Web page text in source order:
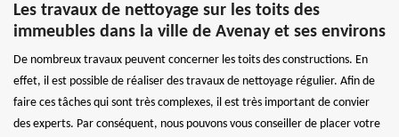
Les travaux de nettoyage sur les toits des
immeubles dans la ville de Avenay et ses environs
De nombreux travaux peuvent concerner les toits des constructions. En
effet, il est possible de réaliser des travaux de nettoyage régulier. Afin de
faire ces tâches qui sont très complexes, il est très important de convier
des experts. Par conséquent, nous pouvons vous conseiller de placer votre